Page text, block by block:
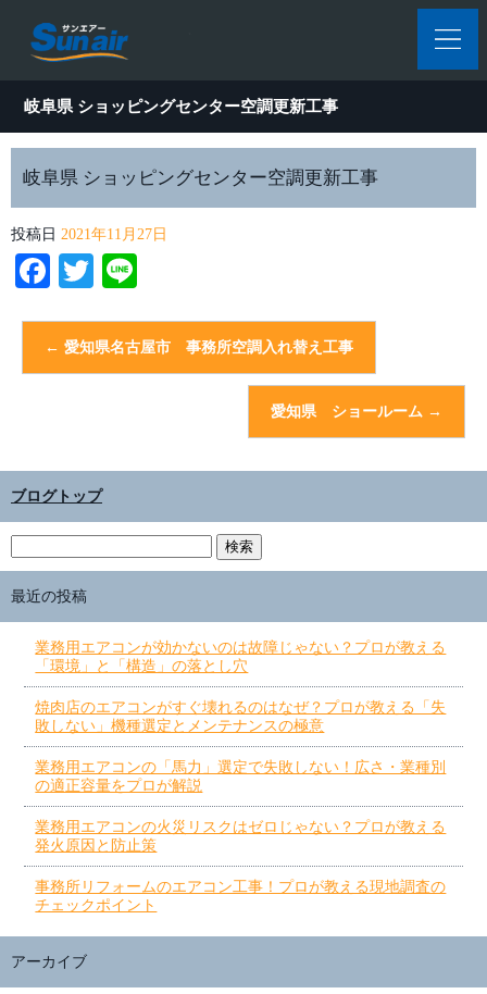
岐阜県 ショッピングセンター空調更新工事
岐阜県 ショッピングセンター空調更新工事
投稿日 2021年11月27日
Facebook
Twitter
← 愛知県名古屋市 事務所空調入れ替え工事
愛知県 ショールーム →
ブログトップ
最近の投稿
業務用エアコンが効かないのは故障じゃない？プロが教える
「環境」と「構造」の落とし穴
焼肉店のエアコンがすぐ壊れるのはなぜ？プロが教える「失
敗しない」機種選定とメンテナンスの極意
業務用エアコンの「馬力」選定で失敗しない！広さ・業種別
の適正容量をプロが解説
業務用エアコンの火災リスクはゼロじゃない？プロが教える
発火原因と防止策
事務所リフォームのエアコン工事！プロが教える現地調査の
チェックポイント
アーカイブ